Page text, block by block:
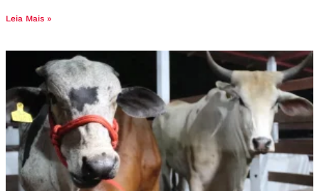
Leia Mais »